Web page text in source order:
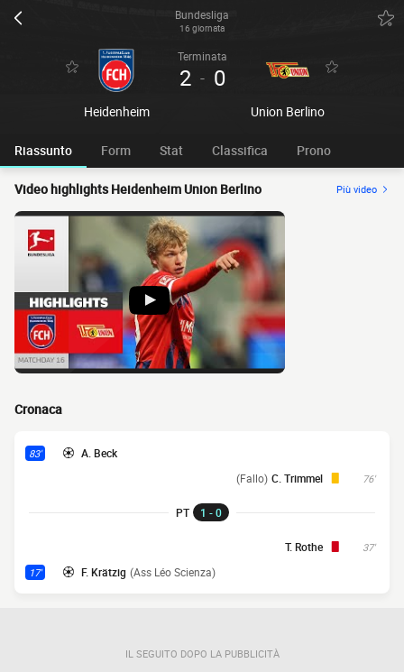
Bundesliga
16 giornata
Heidenheim
Terminata
2 - 0
Union Berlino
Riassunto Form Stat Classifica Prono
Video highlights Heidenheim Union Berlino Più video
Cronaca
83' A. Beck
76'
C. Trimmel
(Fallo)
PT 1 - 0
37'
T. Rothe
17' F. Krätzig (Ass Léo Scienza)
IL SEGUITO DOPO LA PUBBLICITÀ